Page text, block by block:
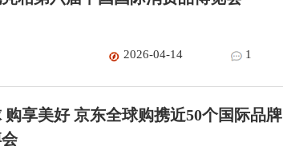
2026-04-14 1
购享美好 京东全球购携近50个国际品牌